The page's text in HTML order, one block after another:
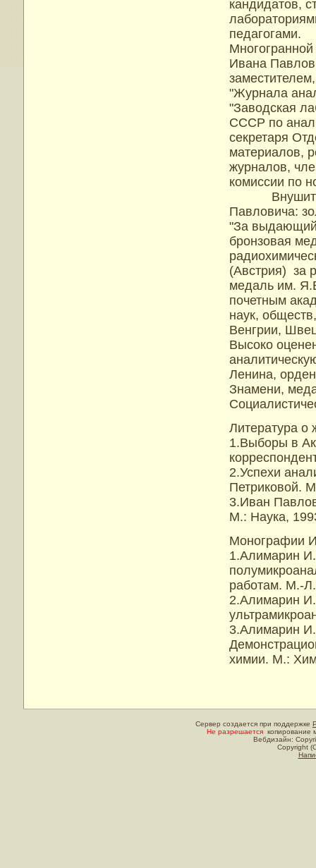
кандидатов,
педагогами.
Ивана
"Журнала
"Заводская
СССР по
секретаря
материалов,
журналов,
комиссии по
Павловича:
"За
бронзовая
(Австрия) за
медаль им.
почетным
наук,
Венгрии,
Высоко
Ленина,
Знамени,
Литература о
1.Выборы в
2.Успехи
Петриковой.
3.Иван
М.: Наука,
Монографии
1.Алимарин
работам. М.-
2.Алимарин
3.Алимарин
химии. М.:
Сервер создается при поддержке
Не разрешается копирование
Вебдизайн:
Copyright